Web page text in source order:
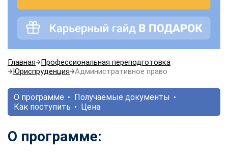
Главная
Профессиональная переподготовка
Юриспруденция
Административное право
О программе
Получаемые документы
Как поступить
Цена
О программе: